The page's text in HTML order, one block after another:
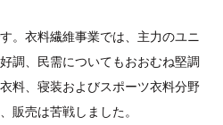
。衣料繊維事業では、主力のユニ
調、民需についてもおおむね堅調
料、寝装およびスポーツ衣料分野
販売は苦戦しました。